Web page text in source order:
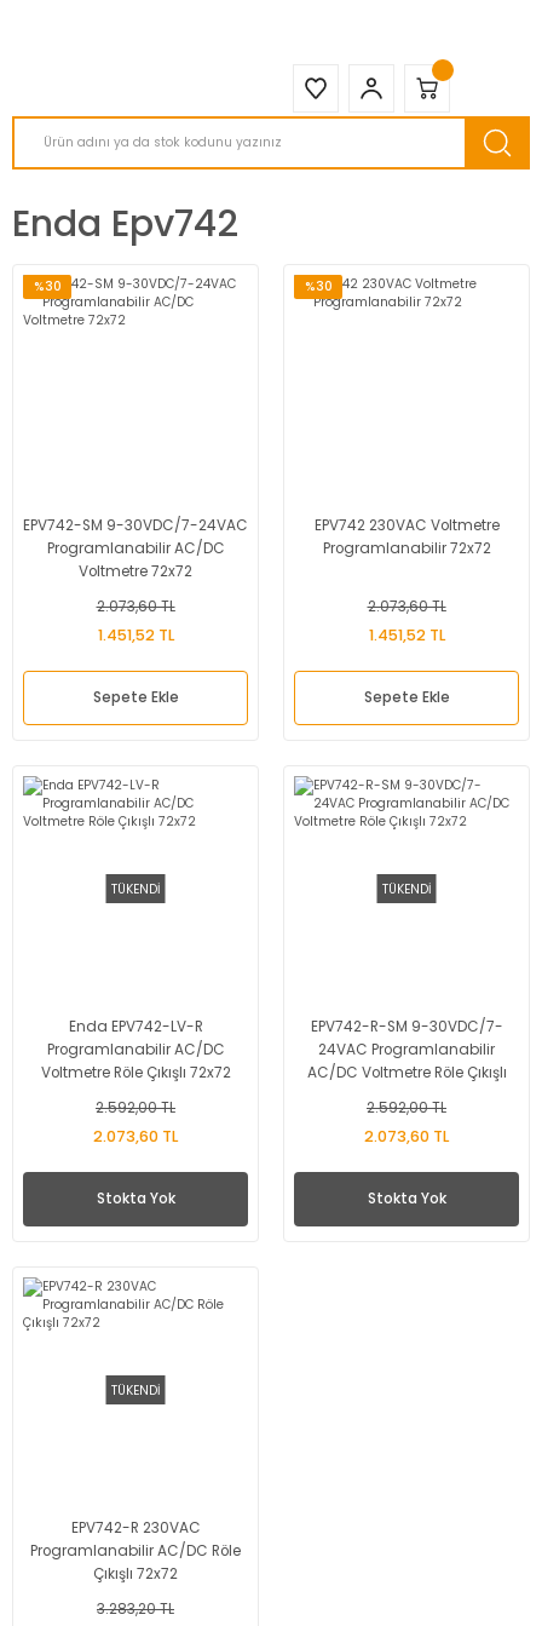
Enda Epv742
%30
EPV742-SM 9-30VDC/7-24VAC
Programlanabilir AC/DC
Voltmetre 72x72
2.073,60 TL
1.451,52 TL
Sepete Ekle
%30
EPV742 230VAC Voltmetre
Programlanabilir 72x72
2.073,60 TL
1.451,52 TL
Sepete Ekle
TÜKENDİ
Enda EPV742-LV-R
Programlanabilir AC/DC
Voltmetre Röle Çıkışlı 72x72
2.592,00 TL
2.073,60 TL
Stokta Yok
TÜKENDİ
EPV742-R-SM 9-30VDC/7-
24VAC Programlanabilir
AC/DC Voltmetre Röle Çıkışlı
2.592,00 TL
2.073,60 TL
Stokta Yok
TÜKENDİ
EPV742-R 230VAC
Programlanabilir AC/DC Röle
Çıkışlı 72x72
3.283,20 TL